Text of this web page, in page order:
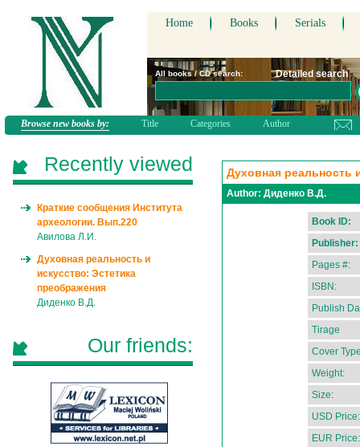
Home Books Serials
All books / CD search: Detailed search
Browse new books by: Title Categories Author
Духовная реальность
Author: Диденко В.Д.
Book ID:
Publisher:
Pages #:
ISBN:
Publish
Tirage
Cover
Weight:
Size:
USD Price:
EUR Price:
Recently viewed
Краткие сообщения Института
археологии. Вып.220
Авилова Л.И.
Духовная реальность и
искусство: Эстетика
преображения
Диденко В.Д.
Our friends: